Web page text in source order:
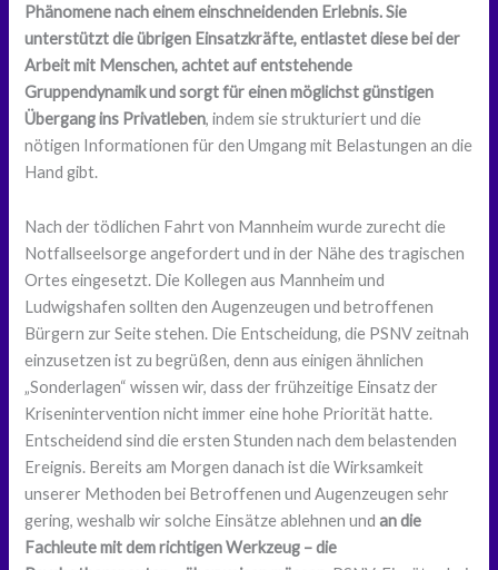
Phänomene nach einem einschneidenden Erlebnis. Sie
unterstützt die übrigen Einsatzkräfte, entlastet diese bei der
Arbeit mit Menschen, achtet auf entstehende
Gruppendynamik und sorgt für einen möglichst günstigen
Übergang ins Privatleben, indem sie strukturiert und die
nötigen Informationen für den Umgang mit Belastungen an die
Hand gibt.
Nach der tödlichen Fahrt von Mannheim wurde zurecht die
Notfallseelsorge angefordert und in der Nähe des tragischen
Ortes eingesetzt. Die Kollegen aus Mannheim und
Ludwigshafen sollten den Augenzeugen und betroffenen
Bürgern zur Seite stehen. Die Entscheidung, die PSNV zeitnah
einzusetzen ist zu begrüßen, denn aus einigen ähnlichen
„Sonderlagen“ wissen wir, dass der frühzeitige Einsatz der
Krisenintervention nicht immer eine hohe Priorität hatte.
Entscheidend sind die ersten Stunden nach dem belastenden
Ereignis. Bereits am Morgen danach ist die Wirksamkeit
unserer Methoden bei Betroffenen und Augenzeugen sehr
gering, weshalb wir solche Einsätze ablehnen und an die
Fachleute mit dem richtigen Werkzeug – die